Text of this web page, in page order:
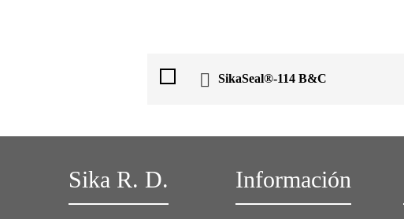
SikaSeal®-114 B&C
Sika R. D. Información